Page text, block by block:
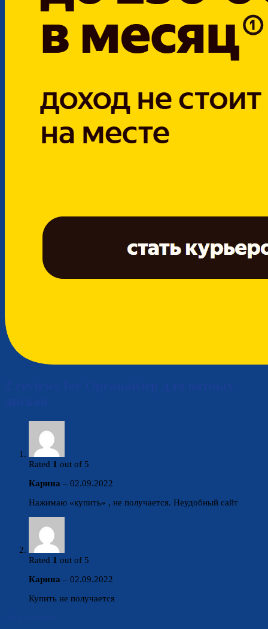
Rated 1 out of 5
Карина – 02.09.2022
Нажимаю «купить» , не получается. Неудобный сайт
Rated 1 out of 5
Карина – 02.09.2022
Купить не получается